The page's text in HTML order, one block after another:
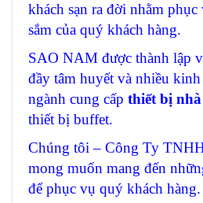
khách sạn ra đời nhằm
sắm của quý khách hàng.
SAO NAM được thành lập
đầy tâm huyết và nhiều
ngành cung cấp thiết bị
thiết bị buffet.
Chúng tôi – Công Ty
mong muốn mang đến
để phục vụ quý khách hàng.